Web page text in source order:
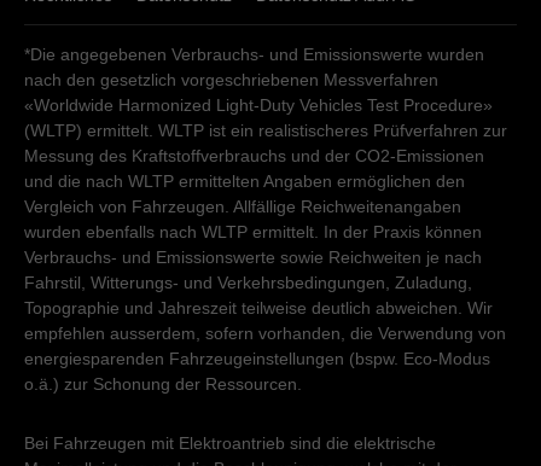
*Die angegebenen Verbrauchs- und Emissionswerte wurden
nach den gesetzlich vorgeschriebenen Messverfahren
«Worldwide Harmonized Light-Duty Vehicles Test Procedure»
(WLTP) ermittelt. WLTP ist ein realistischeres Prüfverfahren zur
Messung des Kraftstoffverbrauchs und der CO2-Emissionen
und die nach WLTP ermittelten Angaben ermöglichen den
Vergleich von Fahrzeugen. Allfällige Reichweitenangaben
wurden ebenfalls nach WLTP ermittelt. In der Praxis können
Verbrauchs- und Emissionswerte sowie Reichweiten je nach
Fahrstil, Witterungs- und Verkehrsbedingungen, Zuladung,
Topographie und Jahreszeit teilweise deutlich abweichen. Wir
empfehlen ausserdem, sofern vorhanden, die Verwendung von
energiesparenden Fahrzeugeinstellungen (bspw. Eco-Modus
o.ä.) zur Schonung der Ressourcen.
Bei Fahrzeugen mit Elektroantrieb sind die elektrische